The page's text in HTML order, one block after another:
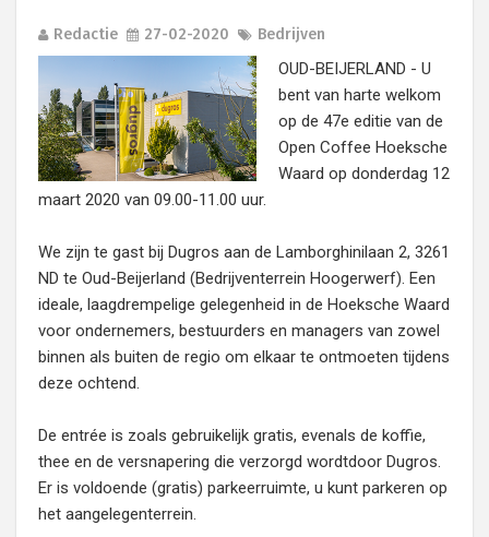
Redactie 27-02-2020 Bedrijven
OUD-BEIJERLAND - U
bent van harte welkom
op de 47e editie van de
Open Coffee Hoeksche
Waard op donderdag 12
maart 2020 van 09.00-11.00 uur.
We zijn te gast bij Dugros aan de Lamborghinilaan 2, 3261
ND te Oud-Beijerland (Bedrijventerrein Hoogerwerf). Een
ideale, laagdrempelige gelegenheid in de Hoeksche Waard
voor ondernemers, bestuurders en managers van zowel
binnen als buiten de regio om elkaar te ontmoeten tijdens
deze ochtend.
De entrée is zoals gebruikelijk gratis, evenals de koffie,
thee en de versnapering die verzorgd wordtdoor Dugros.
Er is voldoende (gratis) parkeerruimte, u kunt parkeren op
het aangelegenterrein.